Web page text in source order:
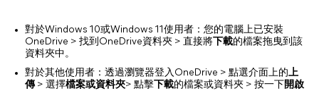
對於Windows 10或Windows 11使用者：您的電腦上已安裝
OneDrive > 找到OneDrive資料夾 > 直接將 下載的檔案拖曳到該
資料夾中。
對於其他使用者：透過瀏覽器登入OneDrive > 點選介面上的上
傳> 選擇檔案或資料夾> 點擊 下載的檔案或資料夾 > 按一下 開啟